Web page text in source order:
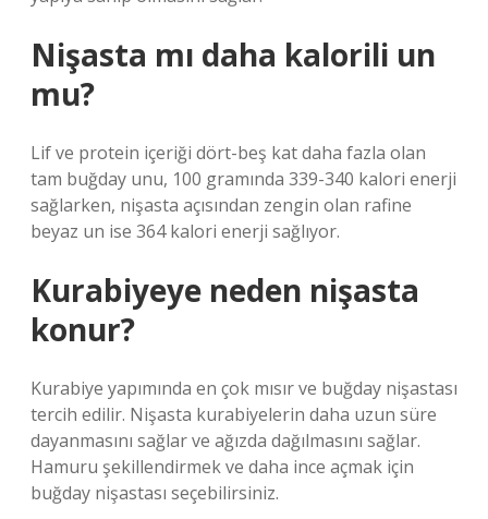
Nişasta mı daha kalorili un
mu?
Lif ve protein içeriği dört-beş kat daha fazla olan
tam buğday unu, 100 gramında 339-340 kalori enerji
sağlarken, nişasta açısından zengin olan rafine
beyaz un ise 364 kalori enerji sağlıyor.
Kurabiyeye neden nişasta
konur?
Kurabiye yapımında en çok mısır ve buğday nişastası
tercih edilir. Nişasta kurabiyelerin daha uzun süre
dayanmasını sağlar ve ağızda dağılmasını sağlar.
Hamuru şekillendirmek ve daha ince açmak için
buğday nişastası seçebilirsiniz.